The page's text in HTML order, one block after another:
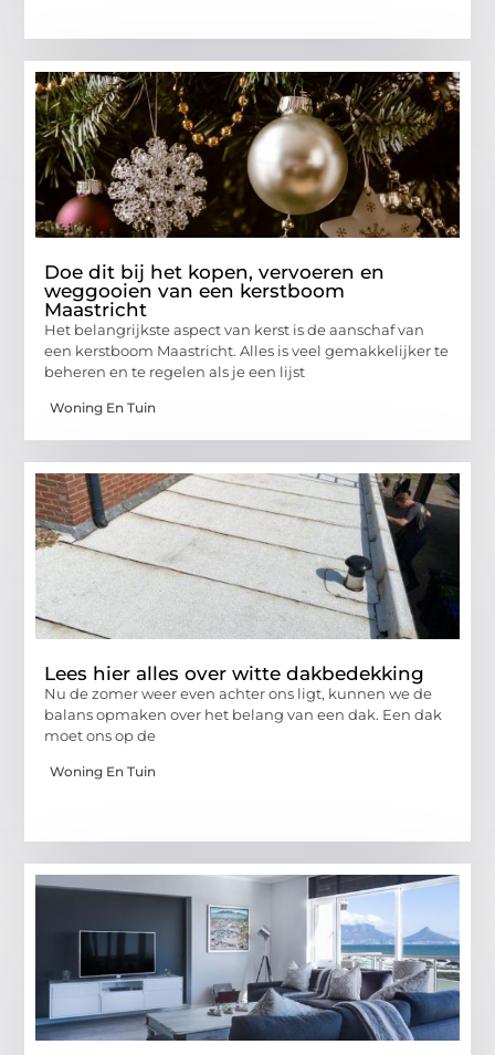
Doe dit bij het kopen, vervoeren en
weggooien van een kerstboom
Maastricht
Het belangrijkste aspect van kerst is de aanschaf van
een kerstboom Maastricht. Alles is veel gemakkelijker te
beheren en te regelen als je een lijst
Woning En Tuin
Lees hier alles over witte dakbedekking
Nu de zomer weer even achter ons ligt, kunnen we de
balans opmaken over het belang van een dak. Een dak
moet ons op de
Woning En Tuin